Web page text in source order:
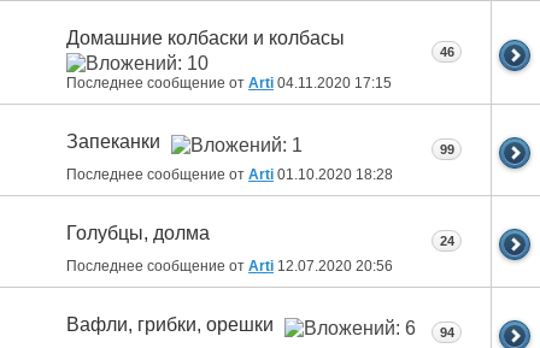
Домашние колбаски и колбасы
Последнее сообщение от Arti 04.11.2020 17:15
46
Запеканки
Последнее сообщение от Arti 01.10.2020 18:28
99
Голубцы, долма
Последнее сообщение от Arti 12.07.2020 20:56
24
Вафли, грибки, орешки 94